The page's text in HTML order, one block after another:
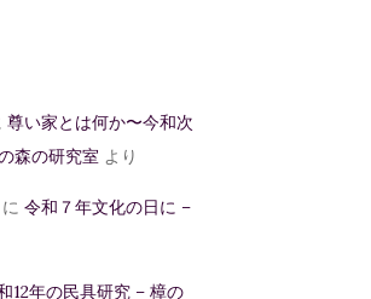
尊い家とは何か〜今和次
森の研究室 より
に 令和７年文化の日に –
12年の民具研究 – 樟の